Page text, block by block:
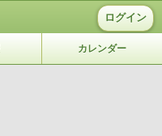
ログイン
カレンダー